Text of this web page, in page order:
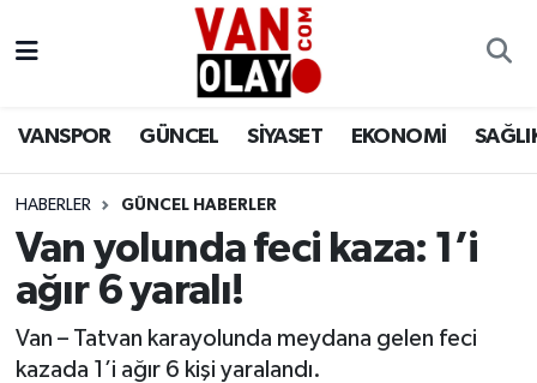
VANSPOR GÜNCEL SİYASET EKONOMİ
HABERLER GÜNCEL HABERLER
Van yolunda feci kaza: 1’i
ağır 6 yaralı!
Van – Tatvan karayolunda meydana gelen feci
kazada 1’i ağır 6 kişi yaralandı.
Siyaset
Ekonomi
Sağlık
Van Nöbetçi Eczaneler
Van Namaz Vakitleri
Van Trafik Yoğunluk Haritası
Süper Lig Puan Durumu ve Fikstür